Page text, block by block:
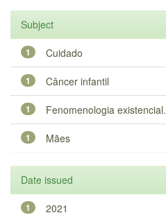
Subject
1 Cuidado
1 Câncer infantil
1 Fenomenologia existencial.
1 Mães
Date issued
1 2021